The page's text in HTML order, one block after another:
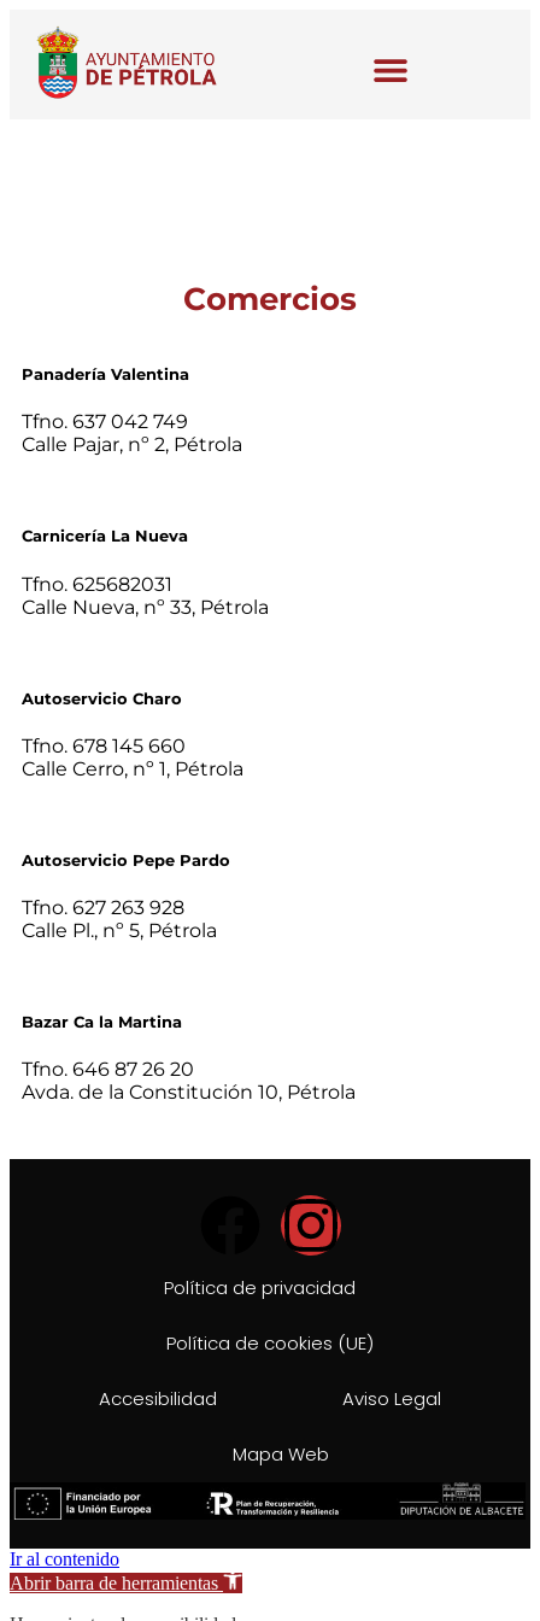
Comercios
Panadería Valentina
Tfno. 637 042 749
Calle Pajar, nº 2, Pétrola
Carnicería La Nueva
Tfno. 625682031
Calle Nueva, nº 33, Pétrola
Autoservicio Charo
Tfno. 678 145 660
Calle Cerro, nº 1, Pétrola
Autoservicio Pepe Pardo
Tfno. 627 263 928
Calle Pl., nº 5, Pétrola
Bazar Ca la Martina
Tfno. 646 87 26 20
Avda. de la Constitución 10, Pétrola
Política de privacidad
Política de cookies (UE)
Accesibilidad Aviso Legal
Mapa Web
Ir al contenido
Abrir barra de herramientas